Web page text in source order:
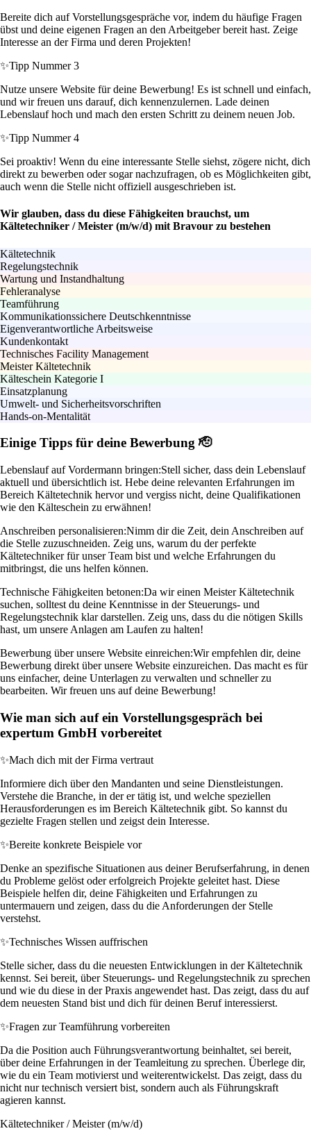
Bereite dich auf Vorstellungsgespräche vor, indem du häufige Fragen
übst und deine eigenen Fragen an den Arbeitgeber bereit hast. Zeige
Interesse an der Firma und deren Projekten!
✨Tipp Nummer 3
Nutze unsere Website für deine Bewerbung! Es ist schnell und einfach,
und wir freuen uns darauf, dich kennenzulernen. Lade deinen
Lebenslauf hoch und mach den ersten Schritt zu deinem neuen Job.
✨Tipp Nummer 4
Sei proaktiv! Wenn du eine interessante Stelle siehst, zögere nicht, dich
direkt zu bewerben oder sogar nachzufragen, ob es Möglichkeiten gibt,
auch wenn die Stelle nicht offiziell ausgeschrieben ist.
Wir glauben, dass du diese Fähigkeiten brauchst, um
Kältetechniker / Meister (m/w/d) mit Bravour zu bestehen
Kältetechnik
Regelungstechnik
Wartung und Instandhaltung
Fehleranalyse
Teamführung
Kommunikationssichere Deutschkenntnisse
Eigenverantwortliche Arbeitsweise
Kundenkontakt
Technisches Facility Management
Meister Kältetechnik
Kälteschein Kategorie I
Einsatzplanung
Umwelt- und Sicherheitsvorschriften
Hands-on-Mentalität
Einige Tipps für deine Bewerbung 🫡
Lebenslauf auf Vordermann bringen:Stell sicher, dass dein Lebenslauf
aktuell und übersichtlich ist. Hebe deine relevanten Erfahrungen im
Bereich Kältetechnik hervor und vergiss nicht, deine Qualifikationen
wie den Kälteschein zu erwähnen!
Anschreiben personalisieren:Nimm dir die Zeit, dein Anschreiben auf
die Stelle zuzuschneiden. Zeig uns, warum du der perfekte
Kältetechniker für unser Team bist und welche Erfahrungen du
mitbringst, die uns helfen können.
Technische Fähigkeiten betonen:Da wir einen Meister Kältetechnik
suchen, solltest du deine Kenntnisse in der Steuerungs- und
Regelungstechnik klar darstellen. Zeig uns, dass du die nötigen Skills
hast, um unsere Anlagen am Laufen zu halten!
Bewerbung über unsere Website einreichen:Wir empfehlen dir, deine
Bewerbung direkt über unsere Website einzureichen. Das macht es für
uns einfacher, deine Unterlagen zu verwalten und schneller zu
bearbeiten. Wir freuen uns auf deine Bewerbung!
Wie man sich auf ein Vorstellungsgespräch bei
expertum GmbH vorbereitet
✨Mach dich mit der Firma vertraut
Informiere dich über den Mandanten und seine Dienstleistungen.
Verstehe die Branche, in der er tätig ist, und welche speziellen
Herausforderungen es im Bereich Kältetechnik gibt. So kannst du
gezielte Fragen stellen und zeigst dein Interesse.
✨Bereite konkrete Beispiele vor
Denke an spezifische Situationen aus deiner Berufserfahrung, in denen
du Probleme gelöst oder erfolgreich Projekte geleitet hast. Diese
Beispiele helfen dir, deine Fähigkeiten und Erfahrungen zu
untermauern und zeigen, dass du die Anforderungen der Stelle
verstehst.
✨Technisches Wissen auffrischen
Stelle sicher, dass du die neuesten Entwicklungen in der Kältetechnik
kennst. Sei bereit, über Steuerungs- und Regelungstechnik zu sprechen
und wie du diese in der Praxis angewendet hast. Das zeigt, dass du auf
dem neuesten Stand bist und dich für deinen Beruf interessierst.
✨Fragen zur Teamführung vorbereiten
Da die Position auch Führungsverantwortung beinhaltet, sei bereit,
über deine Erfahrungen in der Teamleitung zu sprechen. Überlege dir,
wie du ein Team motivierst und weiterentwickelst. Das zeigt, dass du
nicht nur technisch versiert bist, sondern auch als Führungskraft
agieren kannst.
Kältetechniker / Meister (m/w/d)